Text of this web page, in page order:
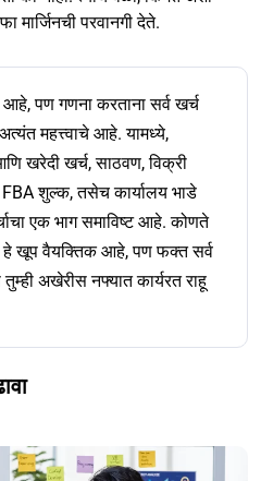
मार्जिनची परवानगी देते.
आहे, पण गणना करताना सर्व खर्च
महत्त्वाचे आहे. यामध्ये,
खरेदी खर्च, साठवण, विक्री
शुल्क, तसेच कार्यालय भाडे
एक भाग समाविष्ट आहे. कोणते
हे खूप वैयक्तिक आहे, पण फक्त सर्व
अखेरीस नफ्यात कार्यरत राहू